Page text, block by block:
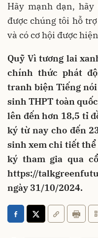
Hãy mạnh dạn,
được chúng tôi hỗ
và có cơ hội được
Quỹ Vì tương lai
chính thức phát
tranh biện Tiếng
sinh THPT toàn
lên đến hơn 18,5 tỉ
ký từ nay cho đến
sinh xem chi tiết
ký tham gia qua
https://
ngày 31/10/2024.